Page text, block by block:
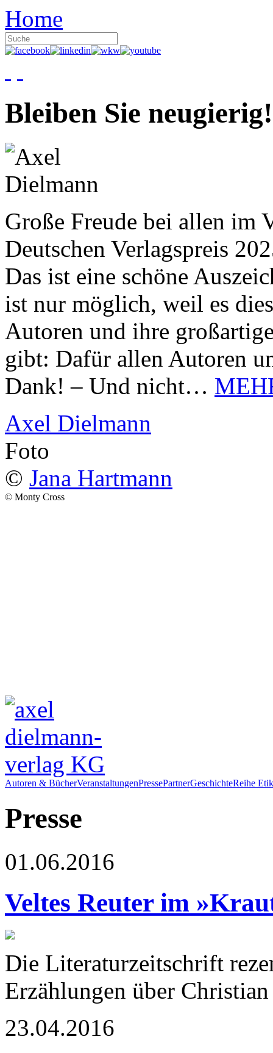
Home
Bleiben Sie neugierig!
Große Freude bei allen im
Deutschen Verlagspreis
Das ist eine schöne
ist nur möglich, weil es
Autoren und ihre
gibt: Dafür allen Autoren
Dank! – Und nicht…
Axel Dielmann
Foto
© Jana Hartmann
© Monty Cross
Autoren & BücherVeranstaltungenPressePartnerGeschichteReihe
Presse
01.06.2016
Veltes Reuter im
Die Literaturzeitschrift
Erzählungen über
23.04.2016